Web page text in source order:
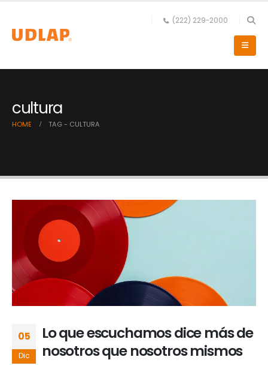
(222) 229-2000
cultura
HOME TAG - CULTURA
05
Dic
Lo que escuchamos dice más de
nosotros que nosotros mismos